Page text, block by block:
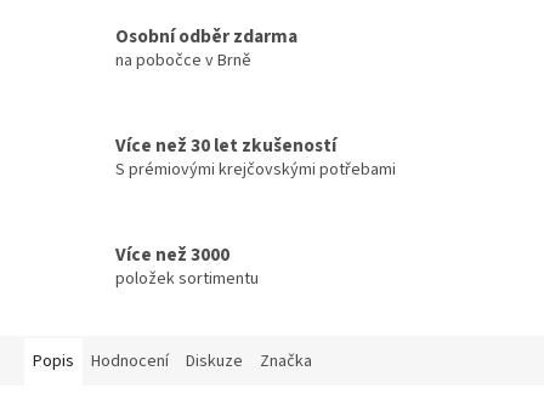
Osobní odběr zdarma
na pobočce v Brně
Více než 30 let zkušeností
S prémiovými krejčovskými potřebami
Více než 3000
položek sortimentu
Popis Hodnocení Diskuze Značka